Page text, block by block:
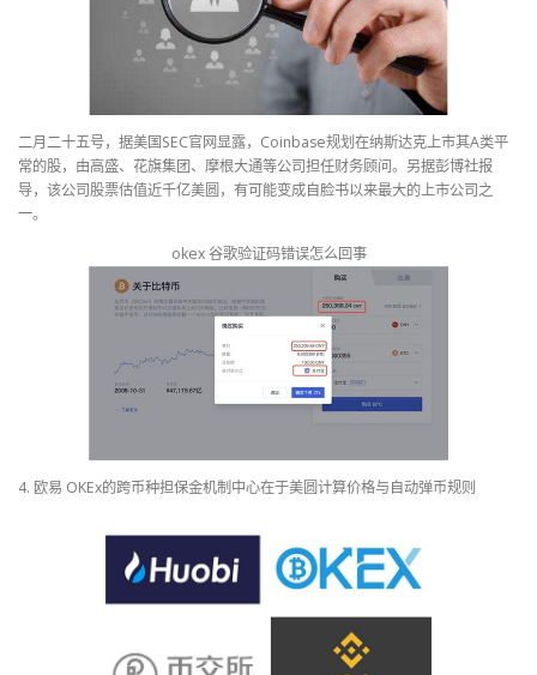
二月二十五号，据美国SEC官网显露，Coinbase规划在纳斯达克上市其A类平
常的股，由高盛、花旗集团、摩根大通等公司担任财务顾问。另据彭博社报
导，该公司股票估值近千亿美圆，有可能变成自脸书以来最大的上市公司之
一。
okex 谷歌验证码错误怎么回事
4. 欧易 OKEx的跨币种担保金机制中心在于美圆计算价格与自动弹币规则